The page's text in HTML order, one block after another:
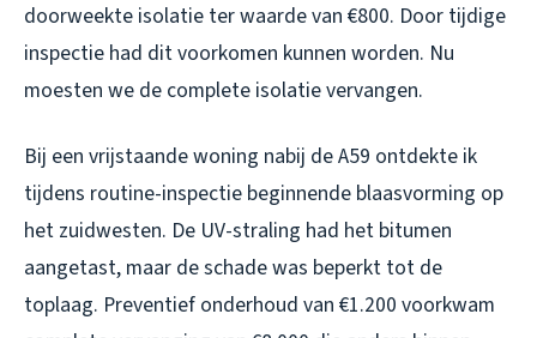
doorweekte isolatie ter waarde van €800. Door tijdige
inspectie had dit voorkomen kunnen worden. Nu
moesten we de complete isolatie vervangen.
Bij een vrijstaande woning nabij de A59 ontdekte ik
tijdens routine-inspectie beginnende blaasvorming op
het zuidwesten. De UV-straling had het bitumen
aangetast, maar de schade was beperkt tot de
toplaag. Preventief onderhoud van €1.200 voorkwam